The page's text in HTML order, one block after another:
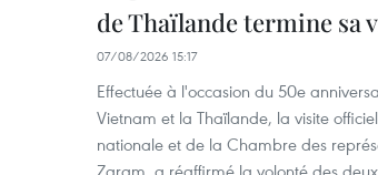
de Thaïlande termine sa
07/08/2026 15:17
Effectuée à l'occasion du 50e
Vietnam et la Thaïlande, la visite
nationale et de la Chambre des
Zaram, a réaffirmé la volonté des